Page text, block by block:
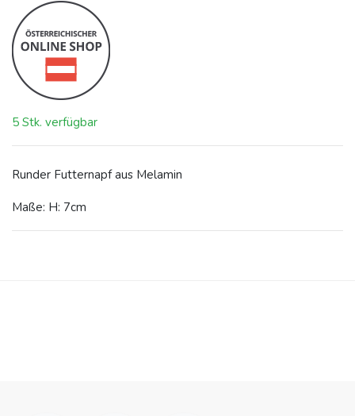
5 Stk. verfügbar
Runder Futternapf aus Melamin
Maße: H: 7cm